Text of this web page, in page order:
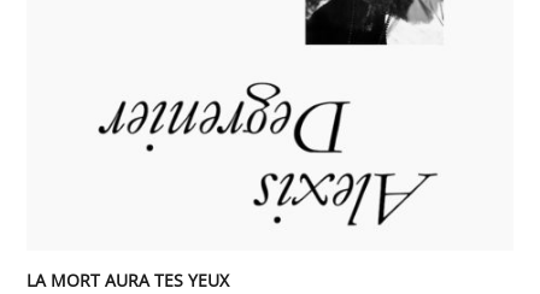
LA MORT AURA TES YEUX